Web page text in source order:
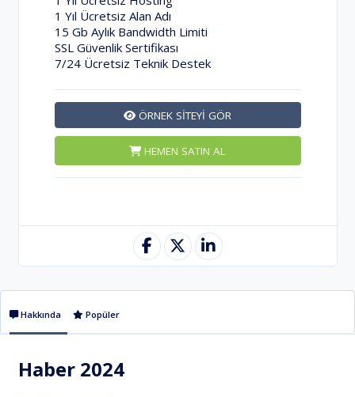
1 Yıl Ücretsiz Alan Adı
15 Gb Aylık Bandwidth Limiti
SSL Güvenlik Sertifikası
7/24 Ücretsiz Teknik Destek
ÖRNEK SİTEYİ GÖR
HEMEN SATIN AL
Hakkında Popüler
Haber 2024